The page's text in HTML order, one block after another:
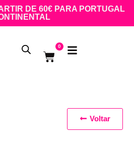
DE 60€ PARA PORTUGAL
0
Voltar